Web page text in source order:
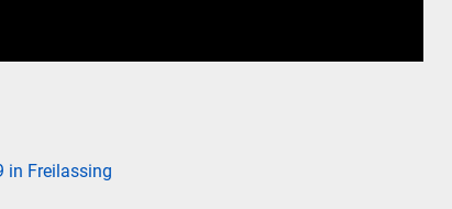
in Freilassing